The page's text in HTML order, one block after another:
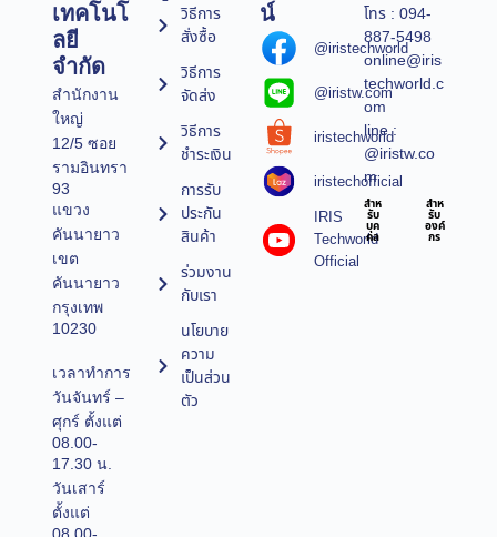
เทคโนโ
ลยี
จำกัด
สำนักงาน
ใหญ่
12/5 ซอย
รามอินทรา
93
แขวง
คันนายาว
เขต
คันนายาว
กรุงเทพ
10230
เวลาทำการ
วันจันทร์ –
ศุกร์ ตั้งแต่
08.00-
17.30 น.
วันเสาร์
ตั้งแต่
วิธีการ
สั่งซื้อ
วิธีการ
จัดส่ง
วิธีการ
ชำระเงิน
การรับ
ประกัน
สินค้า
ร่วมงาน
กับเรา
นโยบาย
ความ
เป็นส่วน
ตัว
น์
@iristechworld
@iristw.com
iristechworld
iristechofficial
IRIS
Techworld
Official
โทร : 094-
887-5498
online@iris
techworld.c
om
line :
@iristw.co
m
สำห
รับ
บุค
คล
สำห
รับ
องค์
กร